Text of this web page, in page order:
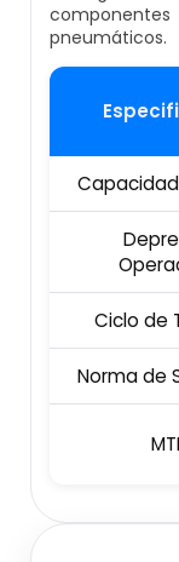
Balança
Seladoras
Pesadora
Embaladora
Esteira
Datador
Datador
Datador
Datador
Datador
Datador
pneumáticos.
Ciclo de
Norma de